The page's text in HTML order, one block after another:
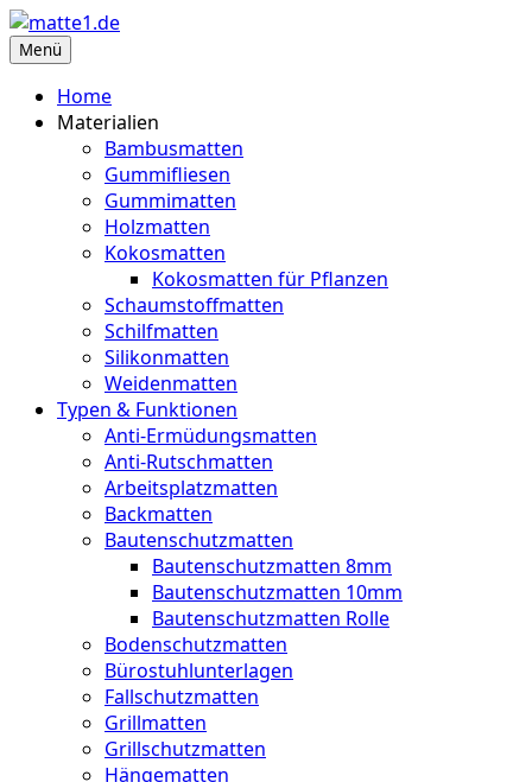
Zum
Inhalt
matte1.de
Deine Infoseite für Matten aller Art
Menü
Home
Materialien
Bambusmatten
Gummifliesen
Gummimatten
Holzmatten
Kokosmatten
Kokosmatten für Pflanzen
Schaumstoffmatten
Schilfmatten
Silikonmatten
Weidenmatten
Typen & Funktionen
Anti-Ermüdungsmatten
Anti-Rutschmatten
Arbeitsplatzmatten
Backmatten
Bautenschutzmatten
Bautenschutzmatten 8mm
Bautenschutzmatten 10mm
Bautenschutzmatten Rolle
Bodenschutzmatten
Bürostuhlunterlagen
Fallschutzmatten
Grillmatten
Grillschutzmatten
Hängematten